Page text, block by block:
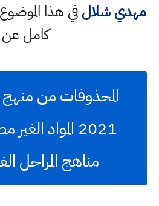
مهدي شلالفي هذا
كامل عن
المحذوفات من منهج
2021 المواد
مناهج المراحل